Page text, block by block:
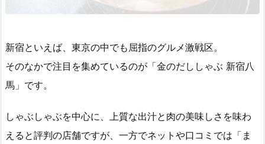
新宿といえば、東京の中でも屈指のグルメ激戦区。
そのなかで注目を集めているのが「金のだししゃぶ 新宿八
馬」です。
しゃぶしゃぶを中心に、上質な出汁と肉の美味しさを味わ
えると評判の店舗ですが、一方でネットや口コミでは「ま